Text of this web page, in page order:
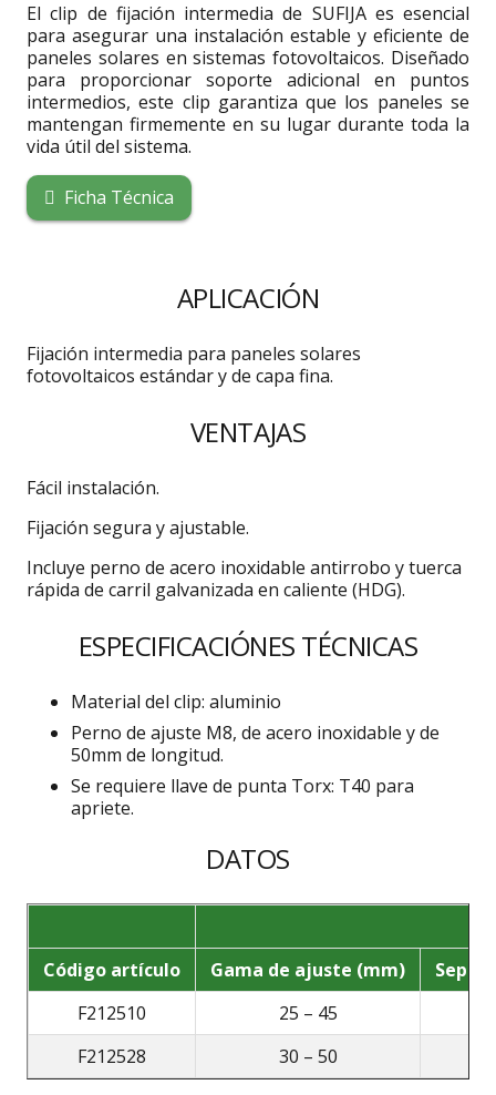
El clip de fijación intermedia de SUFIJA es esencial
para asegurar una instalación estable y eficiente de
paneles solares en sistemas fotovoltaicos. Diseñado
para proporcionar soporte adicional en puntos
intermedios, este clip garantiza que los paneles se
mantengan firmemente en su lugar durante toda la
vida útil del sistema.
Ficha Técnica
APLICACIÓN
Fijación intermedia para paneles solares
fotovoltaicos estándar y de capa fina.
VENTAJAS
Fácil instalación.
Fijación segura y ajustable.
Incluye perno de acero inoxidable antirrobo y tuerca
rápida de carril galvanizada en caliente (HDG).
ESPECIFICACIÓNES TÉCNICAS
Material del clip: aluminio
Perno de ajuste M8, de acero inoxidable y de
50mm de longitud.
Se requiere llave de punta Torx: T40 para
apriete.
DATOS
Código artículo Gama de ajuste (mm)
F212510
25 – 45
F212528
30 – 50